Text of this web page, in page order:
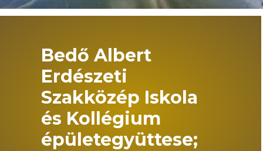
Bedő Albert
Erdészeti
Szakközép Iskola
és Kollégium
épületegyüttese;